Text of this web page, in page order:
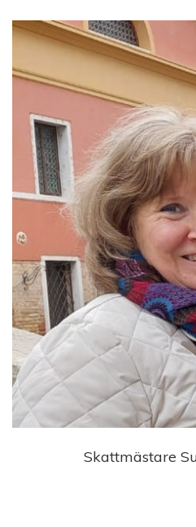
Skattmästare